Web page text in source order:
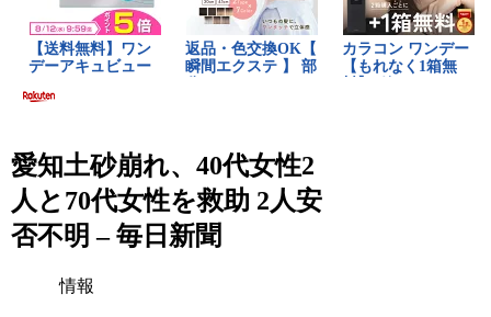
愛知土砂崩れ、40代女性2
人と70代女性を救助 2人安
否不明 – 毎日新聞
情報